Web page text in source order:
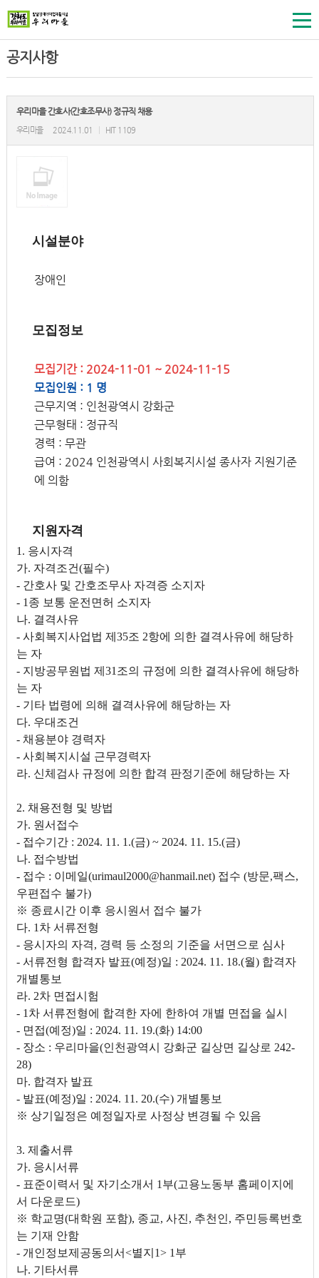
공지사항
우리마을 간호사(간호조무사) 정규직 채용
우리마을 2024.11.01 HIT 1109
시설분야
장애인
모집정보
모집기간 : 2024-11-01 ~ 2024-11-15
모집인원 : 1 명
근무지역 : 인천광역시 강화군
근무형태 : 정규직
경력 : 무관
급여 : 2024 인천광역시 사회복지시설 종사자 지원기준
에 의함
지원자격
1. 응시자격
가. 자격조건(필수)
- 간호사 및 간호조무사 자격증 소지자
- 1종 보통 운전면허 소지자
나. 결격사유
- 사회복지사업법 제35조 2항에 의한 결격사유에 해당하
는 자
- 지방공무원법 제31조의 규정에 의한 결격사유에 해당하
는 자
- 기타 법령에 의해 결격사유에 해당하는 자
다. 우대조건
- 채용분야 경력자
- 사회복지시설 근무경력자
라. 신체검사 규정에 의한 합격 판정기준에 해당하는 자
2. 채용전형 및 방법
가. 원서접수
- 접수기간 : 2024. 11. 1.(금) ~ 2024. 11. 15.(금)
나. 접수방법
- 접수 : 이메일(urimaul2000@hanmail.net) 접수 (방문,팩스,
우편접수 불가)
※ 종료시간 이후 응시원서 접수 불가
다. 1차 서류전형
- 응시자의 자격, 경력 등 소정의 기준을 서면으로 심사
- 서류전형 합격자 발표(예정)일 : 2024. 11. 18.(월) 합격자
개별통보
라. 2차 면접시험
- 1차 서류전형에 합격한 자에 한하여 개별 면접을 실시
- 면접(예정)일 : 2024. 11. 19.(화) 14:00
- 장소 : 우리마을(인천광역시 강화군 길상면 길상로 242-
28)
마. 합격자 발표
- 발표(예정)일 : 2024. 11. 20.(수) 개별통보
※ 상기일정은 예정일자로 사정상 변경될 수 있음
3. 제출서류
가. 응시서류
- 표준이력서 및 자기소개서 1부(고용노동부 홈페이지에
서 다운로드)
※ 학교명(대학원 포함), 종교, 사진, 추천인, 주민등록번호
는 기재 안함
- 개인정보제공동의서<별지1> 1부
나. 기타서류